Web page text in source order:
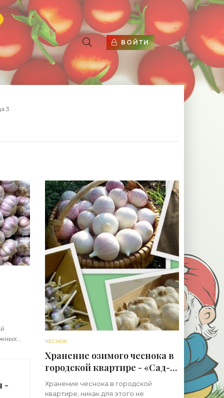
ВОЙТИ
3
ЧЕСНОК
Хранение озимого чеснока в
городской квартире - «Сад-
огород»
Хранение чеснока в городской
квартире, никак для этого не
-